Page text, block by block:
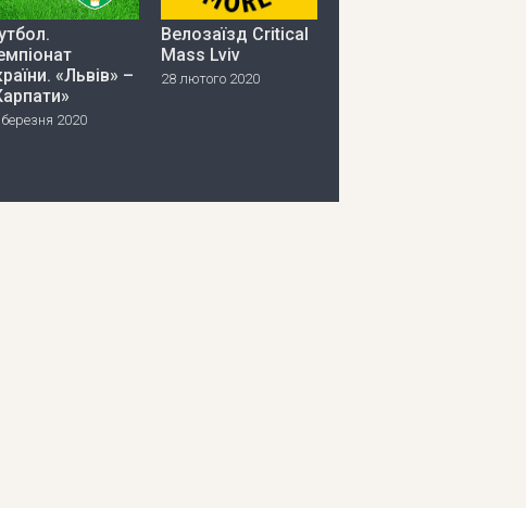
«Львів» –
2020
Велозаїзд Critical
Mass Lviv
28 лютого 2020